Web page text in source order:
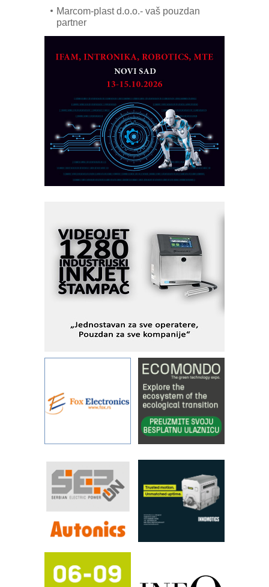
Marcom-plast d.o.o.- vaš pouzdan
partner
obradu!
Razvoj asortimanskog pravca MINI-
PLC AKYTEC
AUKOM: Svetski standard metrologije
dostupan u Srbiji
MOTOMAN – NEXT-Robotika vođena
veštačkom inteligencijom
I.SAFE MOBILE revolucioniše
industrijsku automatizaciju
pionirskimmobile operator PANEL-OM
KIP KOP – napredna rešenja za
savremene industrijske i logističke
objekte
Alba d.o.o. – 35 godina preciznosti u
metrologiji i pametnim dozirnim
rešenjima
STAUFF – Komponente koje
sistema
YAMADA pumpe – japanska
pouzdanost u transferu fluida
Filtration Group Industrial – Napredna
rešenja za filtraciju u hidrauličkim i
procesnim sistemima
Art Utopia Studio – vizuelne priče
RILINEX kompanije Rittal
FANUC: Najbolje za vašu pametnu
automatizaciju
Efikasno upravljanje energijom
Automatizacija pakovanja · Display
Proizvodnja iC7 Hybrid 1500 VDC
mrežnog pretvarača sa tečnim